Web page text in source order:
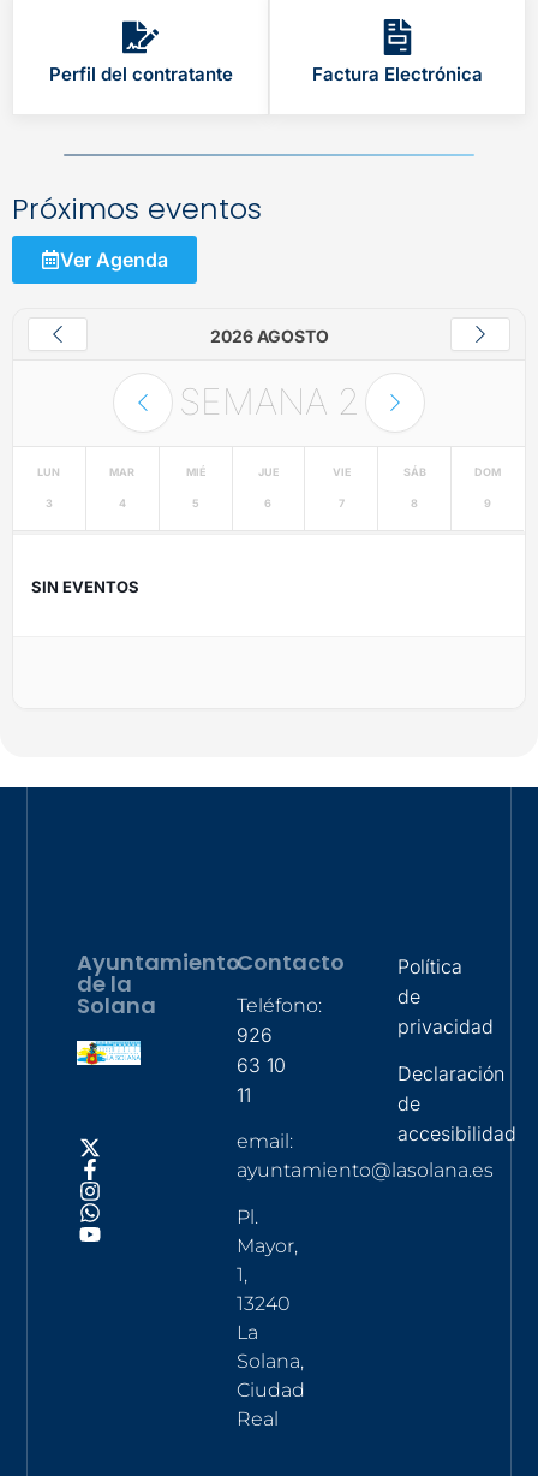
Perfil del contratante Factura Electrónica
Próximos eventos
Ver Agenda
2026 AGOSTO
SEMANA 2
LUN
3
MAR
4
MIÉ
5
JUE
6
VIE
7
SÁB
8
DOM
9
SIN EVENTOS
Ayuntamiento
de la
Solana
Contacto
Teléfono:
926
63 10
11
email:
ayuntamiento@lasolana.es
Pl.
Mayor,
1,
13240
La
Solana,
Ciudad
Real
Política
de
privacidad
Declaración
de
accesibilidad